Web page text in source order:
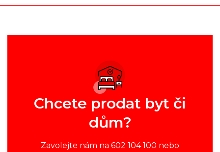
Chcete prodat byt či
dům?
Zavolejte nám na 602 104 100 nebo